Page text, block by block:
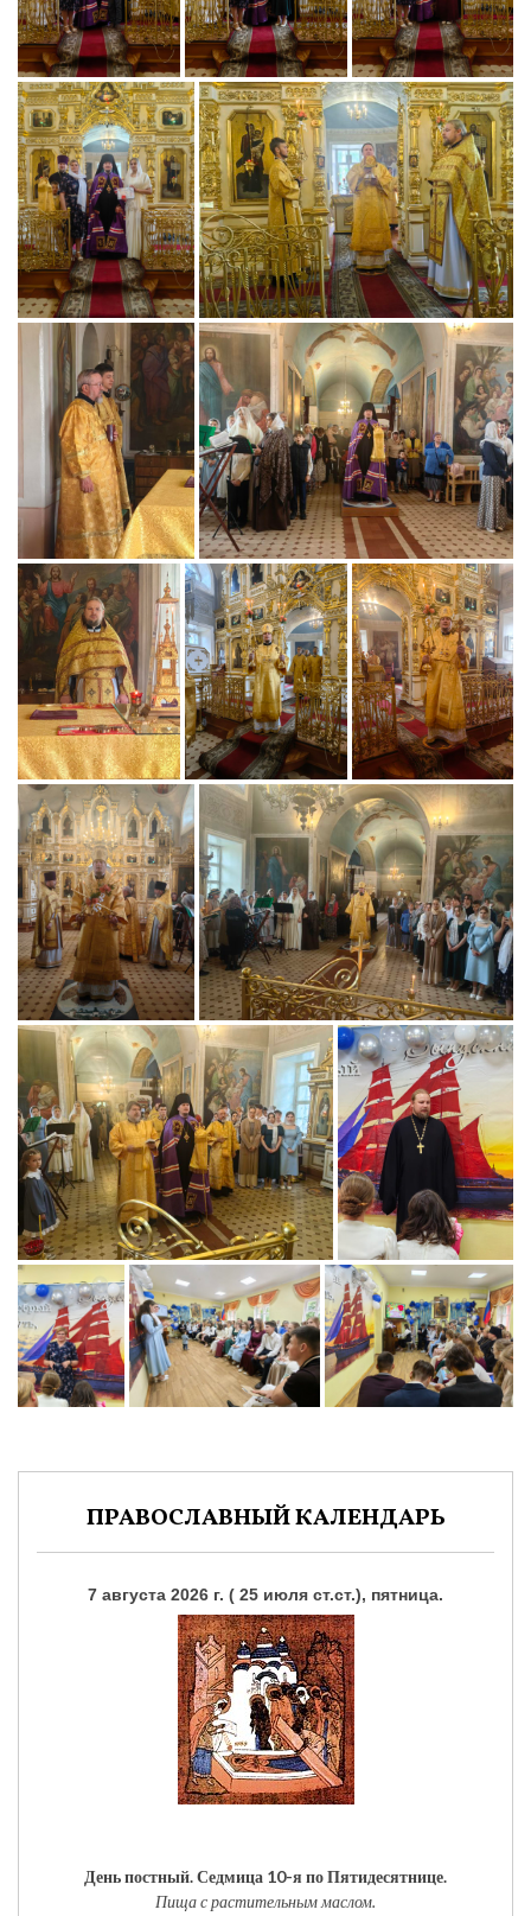
ПРАВОСЛАВНЫЙ КАЛЕНДАРЬ
7 августа 2026 г. ( 25 июля ст.ст.), пятница.
День постный.Седмица 10-я по Пятидесятнице.
Пища с растительным маслом.